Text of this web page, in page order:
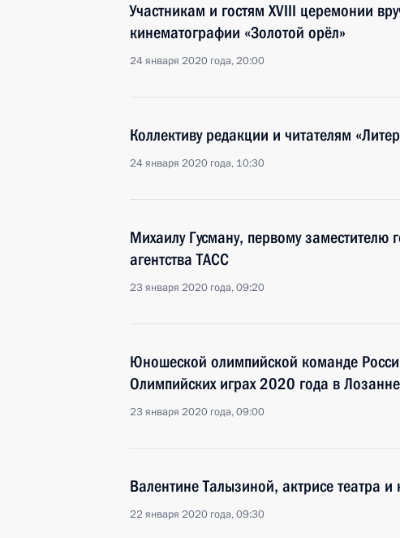
Участникам и гостям XVIII церемонии
кинематографии «Золотой орёл»
24 января 2020 года, 20:00
Коллективу редакции и читателям
24 января 2020 года, 10:30
Михаилу Гусману, первому
агентства ТАСС
23 января 2020 года, 09:20
Юношеской олимпийской команде
Олимпийских играх 2020 года в
23 января 2020 года, 09:00
Валентине Талызиной, актрисе театра
22 января 2020 года, 09:30